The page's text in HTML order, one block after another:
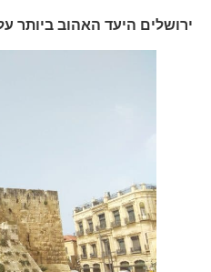
ירושלים היעד האהוב ביותר על